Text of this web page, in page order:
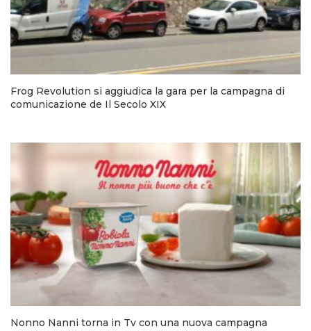
Frog Revolution si aggiudica la gara per la campagna di
comunicazione de Il Secolo XIX
Nonno Nanni torna in Tv con una nuova campagna